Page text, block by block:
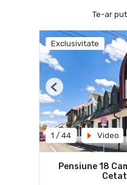
Te-ar
Exclusivitate
1 / 44 Video
Previous
Pensiune 18